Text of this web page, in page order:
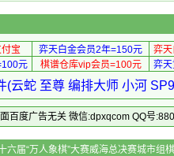
宝 弈天白金会员2年=150元
弈
元
棋谱仓库vip会员=100元 弈
(云蛇 至尊 编排大师 小河
百度广告无关 微信:dpxqcom QQ号
东省第十六届“万人象